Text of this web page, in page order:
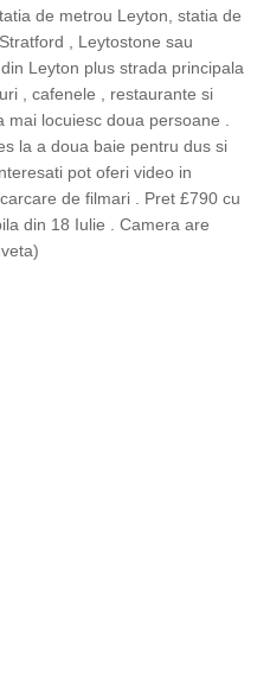
de metrou Leyton, statia de
, Leytostone sau
Leyton plus strada principala
, cafenele , restaurante si
locuiesc doua persoane .
la a doua baie pentru dus si
pot oferi video in
de filmari . Pret £790 cu
din 18 Iulie . Camera are